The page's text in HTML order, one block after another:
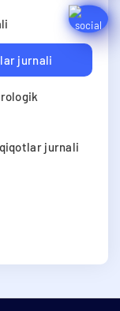
jurnali
jurnali